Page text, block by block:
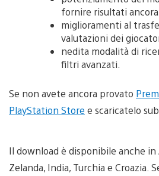
fornire risultati
miglioramenti al
valutazioni dei
nedita modalità di
filtri avanzati.
Se non avete ancora provato
PlayStation Store e scaricatelo
Il download è disponibile anche in
Zelanda, India, Turchia e Croazia.